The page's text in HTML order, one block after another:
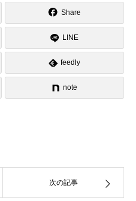
Share
LINE
feedly
note
次の記事